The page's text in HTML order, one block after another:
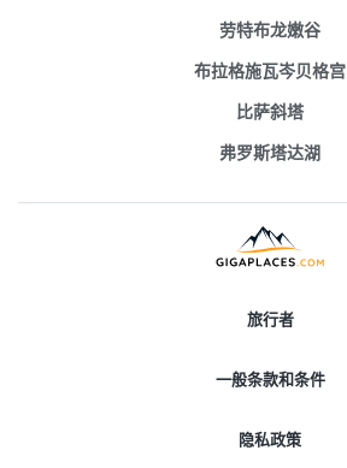
劳特布龙嫩谷
布拉格施瓦岑贝格宫
比萨斜塔
弗罗斯塔达湖
旅行者
一般条款和条件
隐私政策